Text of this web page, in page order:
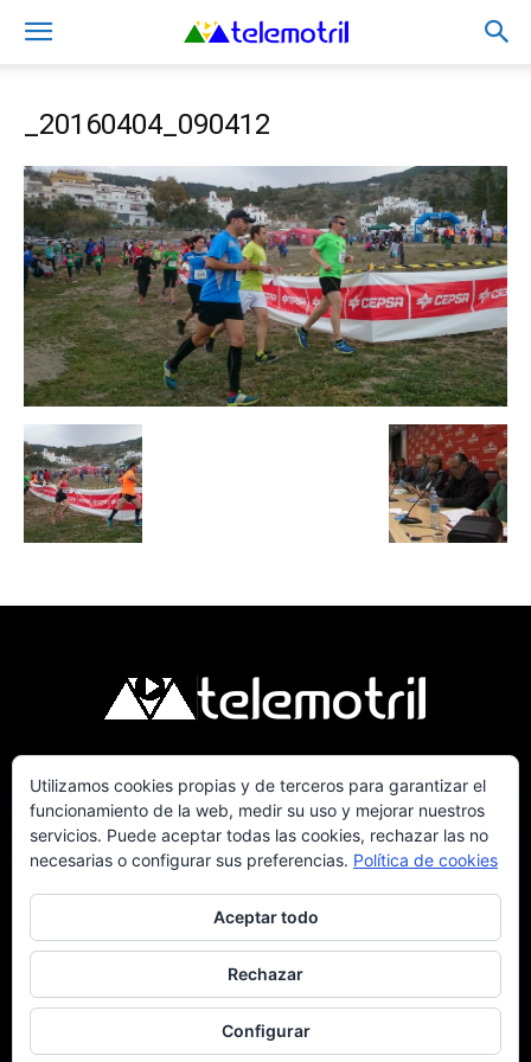
_20160404_090412
Telemotril, la Televisión Digital de la Costa
Tropical de Granada. Siguenos en Fm a traves
del 107.7 en OndaSur Motril.
Política de cookies Más información sobre las cookies Contacto
© © 2025 Telemotril - Costa Tropical de Granada
Utilizamos cookies propias y de terceros para garantizar el
funcionamiento de la web, medir su uso y mejorar nuestros
servicios. Puede aceptar todas las cookies, rechazar las no
necesarias o configurar sus preferencias. Política de cookies
Aceptar todo
Rechazar
Configurar